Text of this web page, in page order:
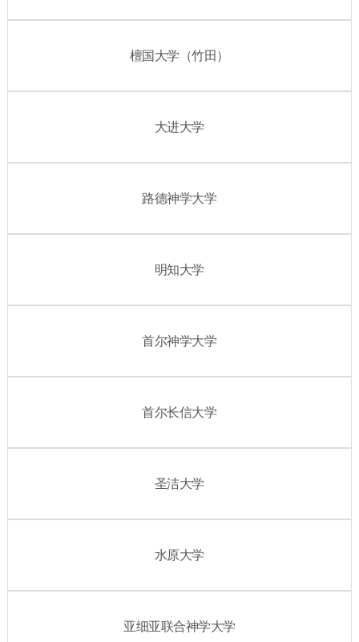
檀国大学（竹田）
大进大学
路德神学大学
明知大学
首尔神学大学
首尔长信大学
圣洁大学
水原大学
亚细亚联合神学大学